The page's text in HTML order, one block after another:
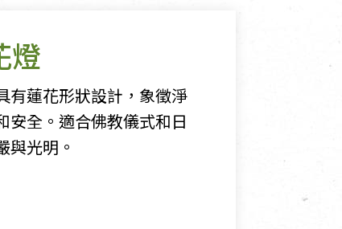
個人資料管理
產品追蹤
醬料
燈
有蓮花形狀設計，象徵淨
安全。適合佛教儀式和日
與光明。